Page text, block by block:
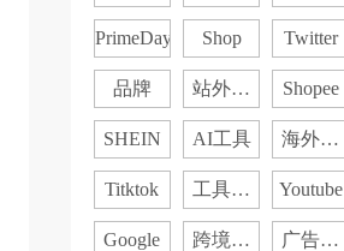
PrimeDay Shop Twitter
品牌
站外推
广
Shopee
SHEIN AI工具
海外社
媒
Titktok
工具分
享
Youtube
Google
跨境电
广告投